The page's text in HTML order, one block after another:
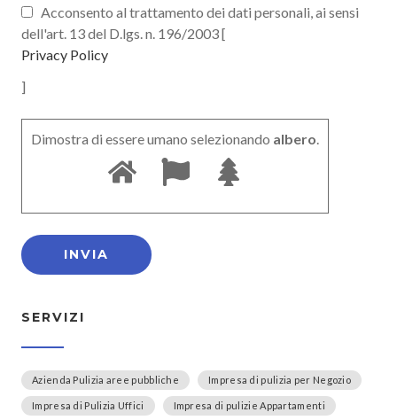
Acconsento al trattamento dei dati personali, ai sensi
dell'art. 13 del D.lgs. n. 196/2003 [
Privacy Policy
]
Dimostra di essere umano selezionando albero.
SERVIZI
Azienda Pulizia aree pubbliche Impresa di pulizia per Negozio
Impresa di Pulizia Uffici Impresa di pulizie Appartamenti